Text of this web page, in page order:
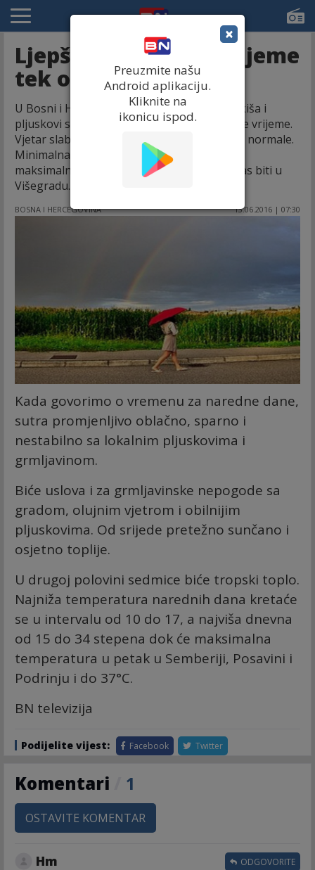
Ljepše i stabiljnije vrijeme
tek od srijede
U Bosni i Hercegovini danas ponovo česta kiša i
pljuskovi sa grmljavinom uz još malo svježije vrijeme.
Vjetar slab, sjeverni i zapadni. Pritisak ispod normale.
Minimalna temperatura od 12°C do 17°C, a
maksimalna od 15°C do 21°C, koliko će danas biti u
Višegradu.
BOSNA I HERCEGOVINA 13.06.2016 | 07:30
Kada govorimo o vremenu za naredne dane,
sutra promjenljivo oblačno, sparno i
nestabilno sa lokalnim pljuskovima i
grmljavinom.
Biće uslova i za grmljavinske nepogode sa
gradom, olujnim vjetrom i obilnijim
pljuskovima. Od srijede pretežno sunčano i
osjetno toplije.
U drugoj polovini sedmice biće tropski toplo.
Najniža temperatura narednih dana kretaće
se u intervalu od 10 do 17, a najviša dnevna
od 15 do 34 stepena dok će maksimalna
temperatura u petak u Semberiji, Posavini i
Podrinju i do 37°C.
BN televizija
Podijelite vijest: Facebook Twitter
Komentari 1
OSTAVITE KOMENTAR
Hm ODGOVORITE
×
Preuzmite našu
Android aplikaciju.
Kliknite na
ikonicu ispod.